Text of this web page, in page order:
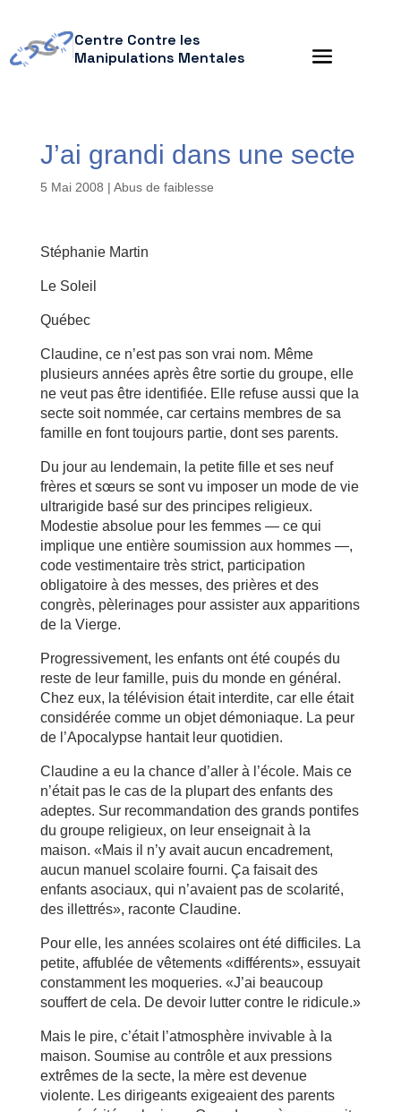
Centre Contre les
Manipulations Mentales
J’ai grandi dans une secte
5 Mai 2008 | Abus de faiblesse
Stéphanie Martin
Le Soleil
Québec
Claudine, ce n’est pas son vrai nom. Même
plusieurs années après être sortie du groupe, elle
ne veut pas être identifiée. Elle refuse aussi que la
secte soit nommée, car certains membres de sa
famille en font toujours partie, dont ses parents.
Du jour au lendemain, la petite fille et ses neuf
frères et sœurs se sont vu imposer un mode de vie
ultrarigide basé sur des principes religieux.
Modestie absolue pour les femmes — ce qui
implique une entière soumission aux hommes —,
code vestimentaire très strict, participation
obligatoire à des messes, des prières et des
congrès, pèlerinages pour assister aux apparitions
de la Vierge.
Progressivement, les enfants ont été coupés du
reste de leur famille, puis du monde en général.
Chez eux, la télévision était interdite, car elle était
considérée comme un objet démoniaque. La peur
de l’Apocalypse hantait leur quotidien.
Claudine a eu la chance d’aller à l’école. Mais ce
n’était pas le cas de la plupart des enfants des
adeptes. Sur recommandation des grands pontifes
du groupe religieux, on leur enseignait à la
maison. «Mais il n’y avait aucun encadrement,
aucun manuel scolaire fourni. Ça faisait des
enfants asociaux, qui n’avaient pas de scolarité,
des illettrés», raconte Claudine.
Pour elle, les années scolaires ont été difficiles. La
petite, affublée de vêtements «différents», essuyait
constamment les moqueries. «J’ai beaucoup
souffert de cela. De devoir lutter contre le ridicule.»
Mais le pire, c’était l’atmosphère invivable à la
maison. Soumise au contrôle et aux pressions
extrêmes de la secte, la mère est devenue
violente. Les dirigeants exigeaient des parents